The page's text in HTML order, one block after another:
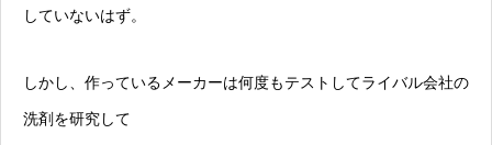
していないはず。
しかし、作っているメーカーは何度もテストしてライバル会社の
洗剤を研究して